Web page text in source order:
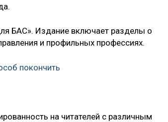
БАС». Издание включает разделы о
и профильных профессиях.
покончить
на читателей с различным